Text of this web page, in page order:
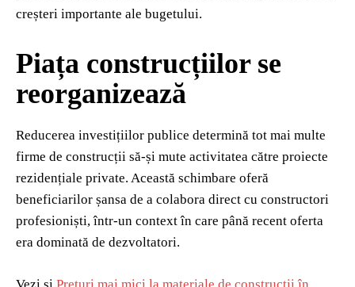
creșteri importante ale bugetului.
Piața construcțiilor se
reorganizează
Reducerea investițiilor publice determină tot mai multe
firme de construcții să-și mute activitatea către proiecte
rezidențiale private. Această schimbare oferă
beneficiarilor șansa de a colabora direct cu constructori
profesioniști, într-un context în care până recent oferta
era dominată de dezvoltatori.